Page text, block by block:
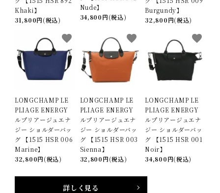
Khaki】
31,800円(税込)
Nude】
34,800円(税込)
Burgundy】
32,800円(税込)
LONGCHAMP LE
PLIAGE ENERGY
ルプリアージュエナ
ジー ショルダーバッ
グ 【1515 HSR 006
Marine】
32,800円(税込)
favorite
LONGCHAMP LE
PLIAGE ENERGY
ルプリアージュエナ
ジー ショルダーバッ
グ 【1515 HSR 003
Sienna】
32,800円(税込)
favorite
LONGCHAMP LE
PLIAGE ENERGY
ルプリアージュエナ
ジー ショルダーバッ
グ 【1515 HSR 001
Noir】
34,800円(税込)
favorite
詳しく見る